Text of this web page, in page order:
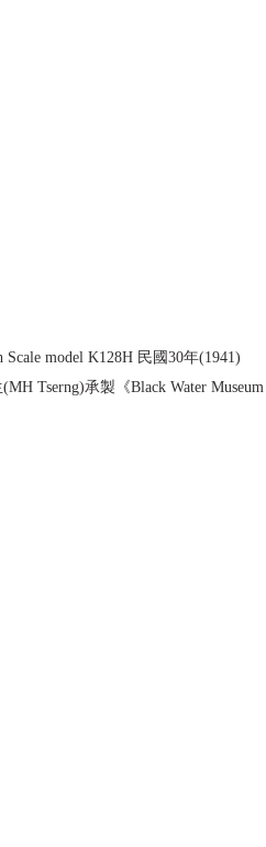
model K128H 民國30年(1941)
Tserng)承製《Black Water Museum